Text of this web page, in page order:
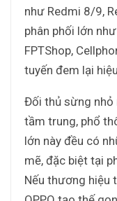
như Redmi 8/9,
phân phối lớn
FPTShop,
tuyến đem lại
Đối thủ sừng nhỏ
tầm trung, phổ
lớn này đều có
mẽ, đặc biệt tại
Nếu thương hiệu